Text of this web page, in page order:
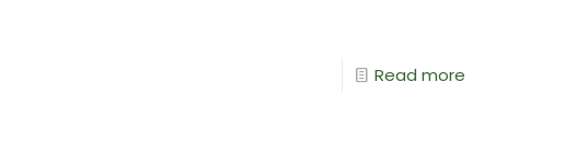
Read more